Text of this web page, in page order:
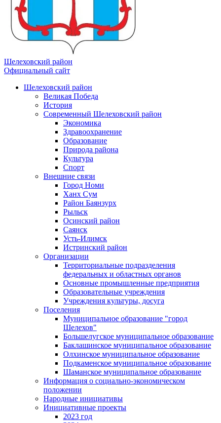
Шелеховский район
Официальный сайт
Шелеховский район
Великая Победа
История
Современный Шелеховский район
Экономика
Здравоохранение
Образование
Природа района
Культура
Спорт
Внешние связи
Город Номи
Ханх Сум
Район Баянзурх
Рыльск
Осинский район
Саянск
Усть-Илимск
Истринский район
Организации
Территориальные подразделения
федеральных и областных органов
Основные промышленные предприятия
Образовательные учреждения
Учреждения культуры, досуга
Поселения
Муниципальное образование "город
Шелехов"
Большелугское муниципальное образование
Баклашинское муниципальное образование
Олхинское муниципальное образование
Подкаменское муниципальное образование
Шаманское муниципальное образование
Информация о социально-экономическом
положении
Народные инициативы
Инициативные проекты
2023 год